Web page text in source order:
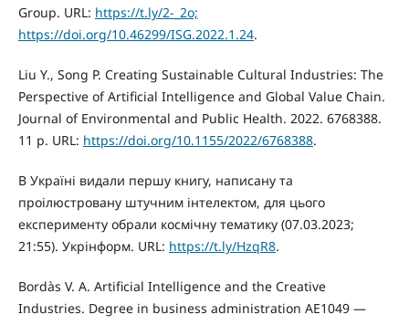
Group. URL: https://t.ly/2-_2o;
https://doi.org/10.46299/ISG.2022.1.24.
Liu Y., Song P. Creating Sustainable Cultural Industries: The
Perspective of Artificial Intelligence and Global Value Chain.
Journal of Environmental and Public Health. 2022. 6768388.
11 p. URL: https://doi.org/10.1155/2022/6768388.
В Україні видали першу книгу, написану та
проілюстровану штучним інтелектом, для цього
експерименту обрали космічну тематику (07.03.2023;
21:55). Укрінформ. URL: https://t.ly/HzqR8.
Bordàs V. A. Artificial Intelligence and the Creative
Industries. Degree in business administration AE1049 —